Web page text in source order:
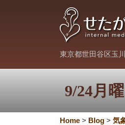
東京都世田谷区玉
9/24月
Home > Blog > 気